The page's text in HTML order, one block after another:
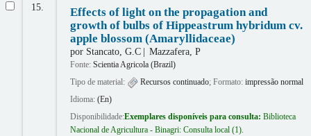
15.
Effects of light on the propagation and
growth of bulbs of Hippeastrum hybridum cv.
apple blossom (Amaryllidaceae)
por Stancato, G.C Mazzafera, P
Fonte: Scientia Agricola (Brazil)
Tipo de material:
Recursos continuado; Formato: impressão normal
Idioma: (En)
Disponibilidade:Exemplares disponíveis para consulta: Biblioteca
Nacional de Agricultura - Binagri: Consulta local (1).